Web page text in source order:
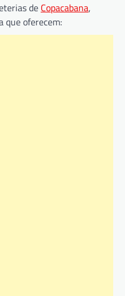
de Copacabana,
que oferecem: